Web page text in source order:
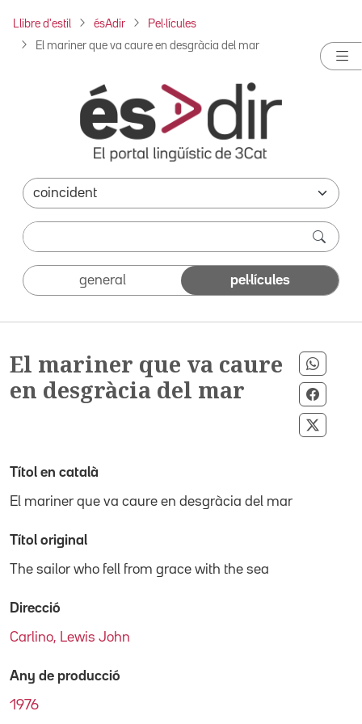
Llibre d'estil ésAdir Pel·lícules
El mariner que va caure en desgràcia del mar
general pel·lícules
El mariner que va caure
en desgràcia del mar
Títol en català
El mariner que va caure en desgràcia del mar
Títol original
The sailor who fell from grace with the sea
Direcció
Carlino, Lewis John
Any de producció
1976